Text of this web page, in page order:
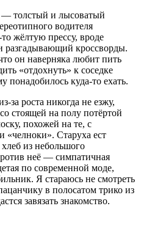
— толстый и лысоватый
водителя
жёлтую прессу, вроде
разгадывающий кроссворды.
он наверняка любит пить
«отдохнуть» к соседке
куда-то ехать.
за роста никогда не езжу,
стоящей на полу потёртой
похожей на те, с
«челноки». Старуха ест
из небольшого
неё — симпатичная
по современной моде,
Я стараюсь не смотреть
в полосатом трико из
завязать знакомство.